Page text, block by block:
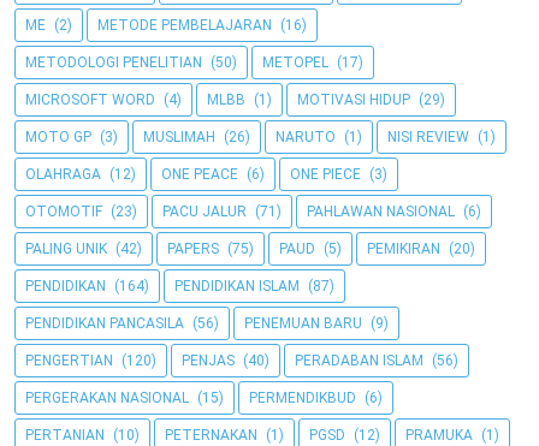
ME (2) METODE PEMBELAJARAN (16)
METODOLOGI PENELITIAN (50) METOPEL (17)
MICROSOFT WORD (4) MLBB (1) MOTIVASI HIDUP (29)
MOTO GP (3) MUSLIMAH (26) NARUTO (1) NISI REVIEW (1)
OLAHRAGA (12) ONE PEACE (6) ONE PIECE (3)
OTOMOTIF (23) PACU JALUR (71) PAHLAWAN NASIONAL (6)
PALING UNIK (42) PAPERS (75) PAUD (5) PEMIKIRAN (20)
PENDIDIKAN (164) PENDIDIKAN ISLAM (87)
PENDIDIKAN PANCASILA (56) PENEMUAN BARU (9)
PENGERTIAN (120) PENJAS (40) PERADABAN ISLAM (56)
PERGERAKAN NASIONAL (15) PERMENDIKBUD (6)
PERTANIAN (10) PETERNAKAN (1) PGSD (12) PRAMUKA (1)